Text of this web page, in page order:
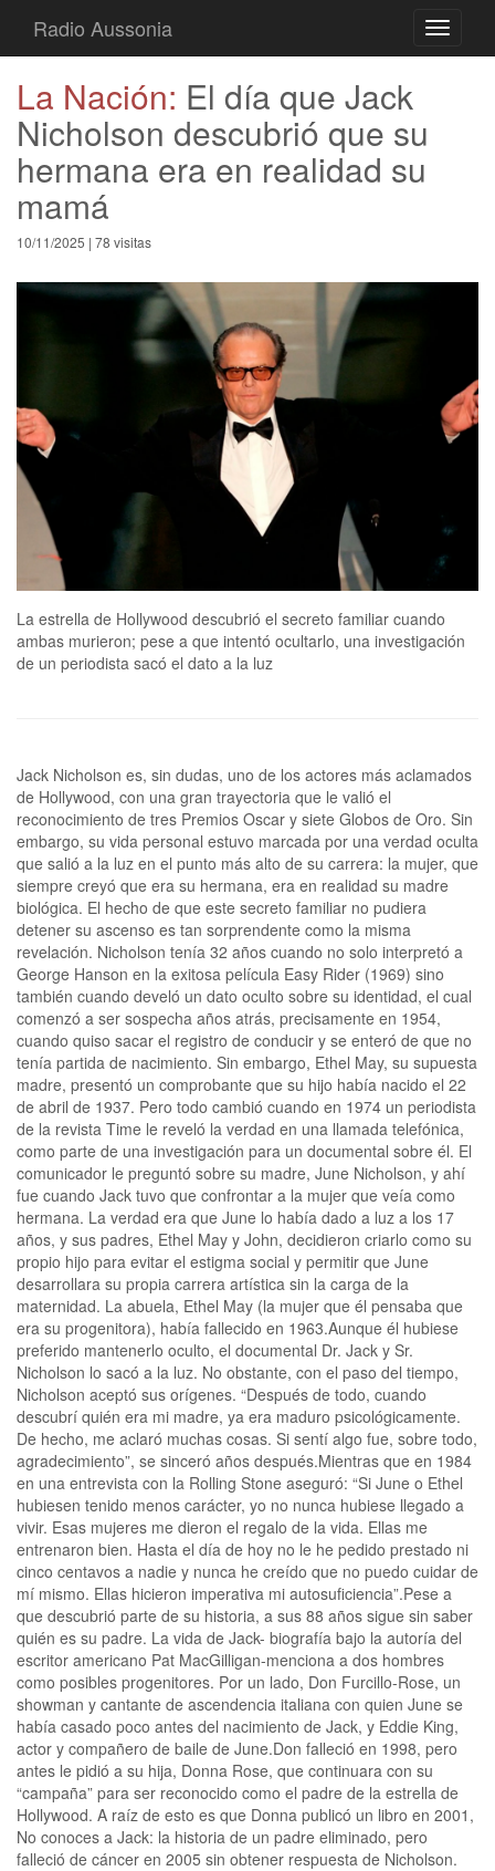
Toggle
Radio Aussonia
La Nación: El día que Jack
Nicholson descubrió que su
hermana era en realidad su
mamá
10/11/2025 | 78 visitas
La estrella de Hollywood descubrió el secreto familiar cuando
ambas murieron; pese a que intentó ocultarlo, una investigación
de un periodista sacó el dato a la luz
Jack Nicholson es, sin dudas, uno de los actores más aclamados
de Hollywood, con una gran trayectoria que le valió el
reconocimiento de tres Premios Oscar y siete Globos de Oro. Sin
embargo, su vida personal estuvo marcada por una verdad oculta
que salió a la luz en el punto más alto de su carrera: la mujer, que
siempre creyó que era su hermana, era en realidad su madre
biológica. El hecho de que este secreto familiar no pudiera
detener su ascenso es tan sorprendente como la misma
revelación. Nicholson tenía 32 años cuando no solo interpretó a
George Hanson en la exitosa película Easy Rider (1969) sino
también cuando develó un dato oculto sobre su identidad, el cual
comenzó a ser sospecha años atrás, precisamente en 1954,
cuando quiso sacar el registro de conducir y se enteró de que no
tenía partida de nacimiento. Sin embargo, Ethel May, su supuesta
madre, presentó un comprobante que su hijo había nacido el 22
de abril de 1937. Pero todo cambió cuando en 1974 un periodista
de la revista Time le reveló la verdad en una llamada telefónica,
como parte de una investigación para un documental sobre él. El
comunicador le preguntó sobre su madre, June Nicholson, y ahí
fue cuando Jack tuvo que confrontar a la mujer que veía como
hermana. La verdad era que June lo había dado a luz a los 17
años, y sus padres, Ethel May y John, decidieron criarlo como su
propio hijo para evitar el estigma social y permitir que June
desarrollara su propia carrera artística sin la carga de la
maternidad. La abuela, Ethel May (la mujer que él pensaba que
era su progenitora), había fallecido en 1963.Aunque él hubiese
preferido mantenerlo oculto, el documental Dr. Jack y Sr.
Nicholson lo sacó a la luz. No obstante, con el paso del tiempo,
Nicholson aceptó sus orígenes. “Después de todo, cuando
descubrí quién era mi madre, ya era maduro psicológicamente.
De hecho, me aclaró muchas cosas. Si sentí algo fue, sobre todo,
agradecimiento”, se sinceró años después.Mientras que en 1984
en una entrevista con la Rolling Stone aseguró: “Si June o Ethel
hubiesen tenido menos carácter, yo no nunca hubiese llegado a
vivir. Esas mujeres me dieron el regalo de la vida. Ellas me
entrenaron bien. Hasta el día de hoy no le he pedido prestado ni
cinco centavos a nadie y nunca he creído que no puedo cuidar de
mí mismo. Ellas hicieron imperativa mi autosuficiencia”.Pese a
que descubrió parte de su historia, a sus 88 años sigue sin saber
quién es su padre. La vida de Jack- biografía bajo la autoría del
escritor americano Pat MacGilligan-menciona a dos hombres
como posibles progenitores. Por un lado, Don Furcillo-Rose, un
showman y cantante de ascendencia italiana con quien June se
había casado poco antes del nacimiento de Jack, y Eddie King,
actor y compañero de baile de June.Don falleció en 1998, pero
antes le pidió a su hija, Donna Rose, que continuara con su
“campaña” para ser reconocido como el padre de la estrella de
Hollywood. A raíz de esto es que Donna publicó un libro en 2001,
No conoces a Jack: la historia de un padre eliminado, pero
falleció de cáncer en 2005 sin obtener respuesta de Nicholson.